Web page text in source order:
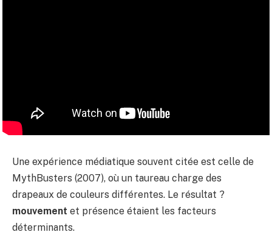
Une expérience médiatique souvent citée est celle de
MythBusters (2007), où un taureau charge des
drapeaux de couleurs différentes. Le résultat ?
mouvement et présence étaient les facteurs
déterminants.